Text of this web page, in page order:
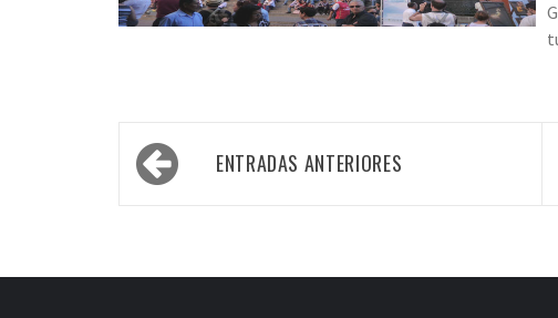
Navegación
de ENTRADAS ANTERIORES